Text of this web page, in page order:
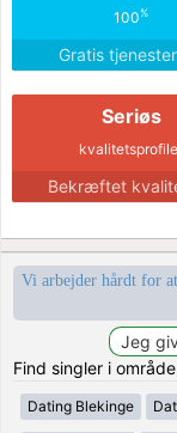
100%
Gratis tjenester
Seriøs
Bekræftet
Vi arbejder hårdt for
Find singler i
Dating Blekinge